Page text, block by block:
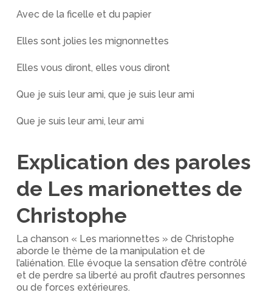
Avec de la ficelle et du papier
Elles sont jolies les mignonnettes
Elles vous diront, elles vous diront
Que je suis leur ami, que je suis leur ami
Que je suis leur ami, leur ami
Explication des paroles
de Les marionettes de
Christophe
La chanson « Les marionnettes » de Christophe
aborde le thème de la manipulation et de
l’aliénation. Elle évoque la sensation d’être contrôlé
et de perdre sa liberté au profit d’autres personnes
ou de forces extérieures.